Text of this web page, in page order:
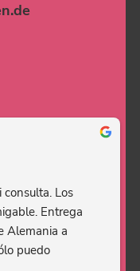
Los
Entrega
Alemania a
puedo